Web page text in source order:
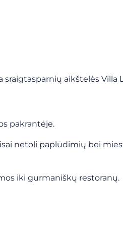
sraigtasparnių aikštelės Villa
pakrantėje.
netoli paplūdimių bei
iki gurmaniškų restoranų.